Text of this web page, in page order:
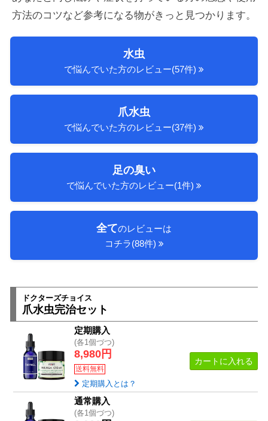
方法のコツなど参考になる物がきっと見つかります。
水虫
で悩んでいた方のレビュー(57件)
爪水虫
で悩んでいた方のレビュー(37件)
足の臭い
で悩んでいた方のレビュー(1件)
全てのレビューは
コチラ(88件)
ドクターズチョイス
爪水虫完治セット
定期購入
(各1個づつ)
8,980円
送料無料
カートに入れる
定期購入とは？
通常購入
(各1個づつ)